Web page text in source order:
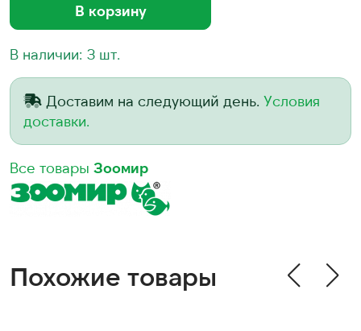
В корзину
В наличии: 3 шт.
Доставим на следующий день. Условия
доставки.
Все товары Зоомир
Похожие товары